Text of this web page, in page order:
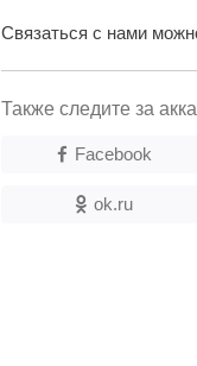
Связаться с нами
Также следите за
Facebook
ok.ru